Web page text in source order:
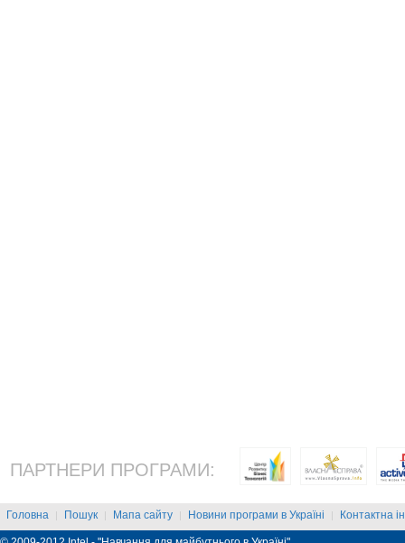
ПАРТНЕРИ ПРОГРАМИ:
Головна | Пошук | Мапа сайту | Новини програми в Україні | Контактна